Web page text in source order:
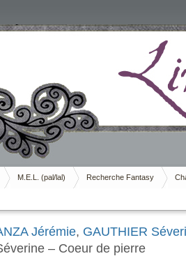
M.E.L. (pal/lal) Recherche Fantasy
Jérémie, GAUTHIER
– Coeur de pierre